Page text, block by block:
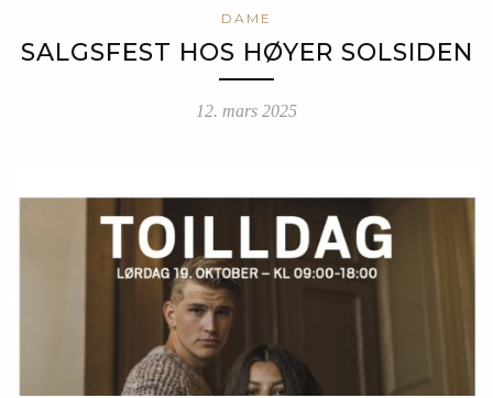
DAME
SALGSFEST HOS HØYER SOLSIDEN
12. mars 2025